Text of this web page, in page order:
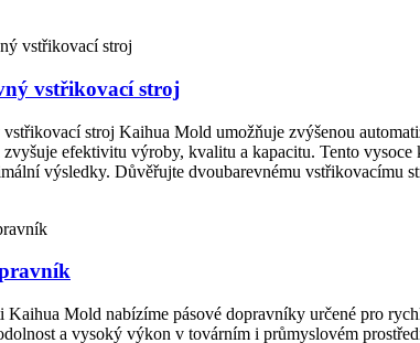
vstřikovací stroj
stroj Kaihua Mold umožňuje zvýšenou
zvyšuje efektivitu výroby, kvalitu a kapacitu. Tento
výsledky. Důvěřujte dvoubarevnému vstřikovacímu
Kaihua Mold nabízíme pásové dopravníky určené pro
a vysoký výkon v továrním i průmyslovém